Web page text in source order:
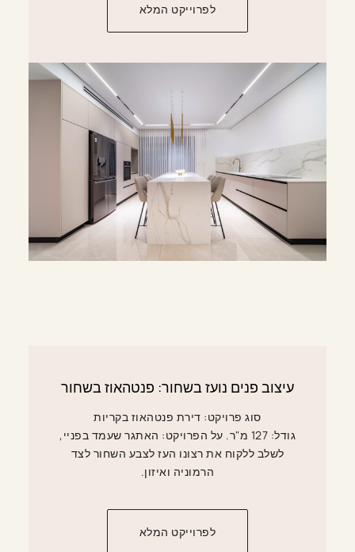
לפרוייקט המלא
עיצוב פנים נועז בשחור: פנטהאוז בשחור
סוג פרויקט: דירת פנטהאוז בקריות
גודל: 127 מ"ר. על הפרויקט: האתגר שעמד בפניי,
לשלב ללקוח את רצונו העז לצבע השחור לצד
הרמוניה ואיזון.
לפרוייקט המלא